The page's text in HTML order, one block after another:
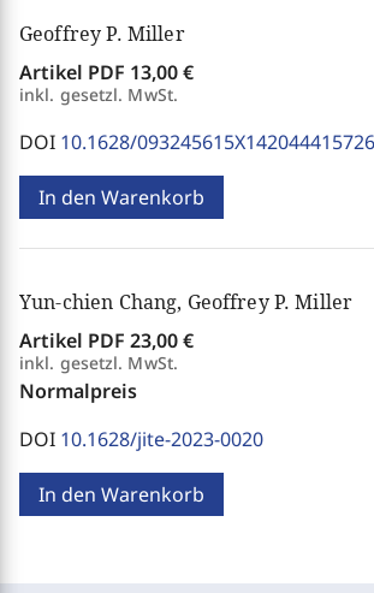
Geoffrey P. Miller
Artikel PDF 13,00 €
inkl. gesetzl. MwSt.
DOI 10.1628/
In den Warenkorb
Yun-chien Chang, Geoffrey P. Miller
Artikel PDF 23,00 €
inkl. gesetzl. MwSt.
Normalpreis
DOI 10.1628/jite-2023-0020
In den Warenkorb